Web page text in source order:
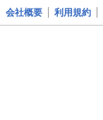
会社概要 利用規約